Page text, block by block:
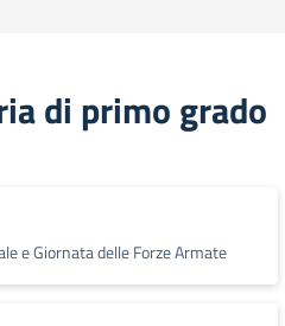
di primo grado
e Giornata delle Forze Armate